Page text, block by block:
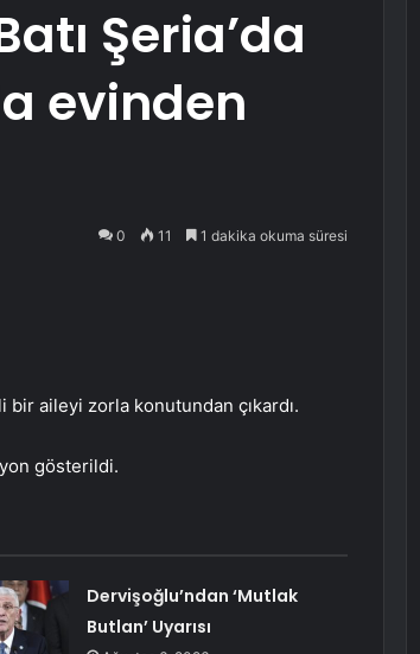
Şeria’da
evinden
0 11 1 dakika okuma süresi
bir aileyi zorla konutundan çıkardı.
gösterildi.
Dervişoğlu’ndan ‘Mutlak
Butlan’ Uyarısı